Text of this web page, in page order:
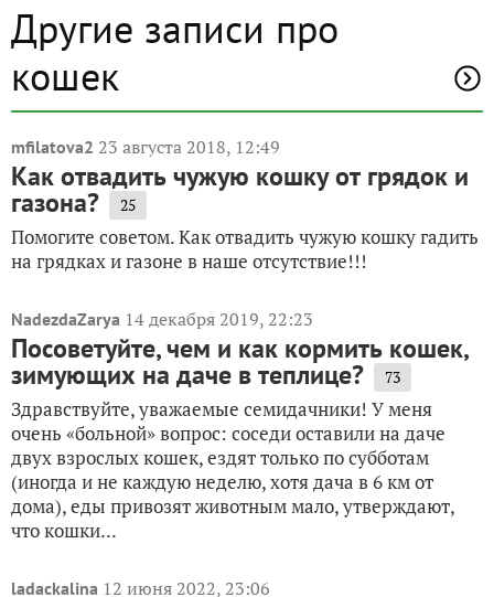
Другие записи про
кошек
mfilatova2 23 августа 2018, 12:49
Как отвадить чужую кошку от грядок и
газона? 25
Помогите советом. Как отвадить чужую кошку гадить
на грядках и газоне в наше отсутствие!!!
NadezdaZarya 14 декабря 2019, 22:23
Посоветуйте, чем и как кормить кошек,
зимующих на даче в теплице? 73
Здравствуйте, уважаемые семидачники! У меня
очень «больной» вопрос: соседи оставили на даче
двух взрослых кошек, ездят только по субботам
(иногда и не каждую неделю, хотя дача в 6 км от
дома), еды привозят животным мало, утверждают,
что кошки...
ladackalina 12 июня 2022, 23:06